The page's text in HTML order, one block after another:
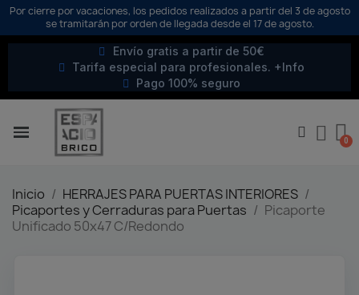
Por cierre por vacaciones, los pedidos realizados a partir del 3 de agosto
se tramitarán por orden de llegada desde el 17 de agosto.
Envío gratis a partir de 50€
Tarifa especial para profesionales. +Info
Pago 100% seguro
Inicio
HERRAJES PARA PUERTAS INTERIORES
Picaportes y Cerraduras para Puertas
Picaporte
Unificado 50x47 C/Redondo